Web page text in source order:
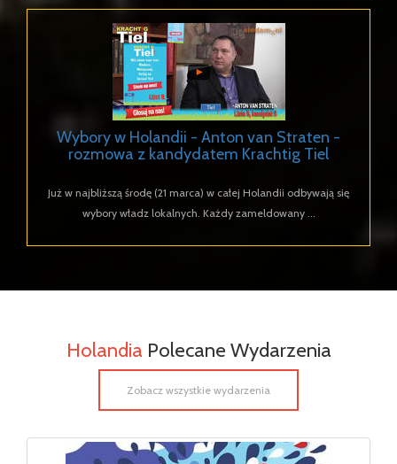
Wybory w Holandii - Anton van Straten -
rozmowa z kandydatem Krachtig Tiel
Już w najbliższą środę (21 marca) w całej Holandii odbywają się
wybory władz lokalnych. Każdy zameldowany ...
Holandia Polecane Wydarzenia
Zobacz wszystkie wydarzenia